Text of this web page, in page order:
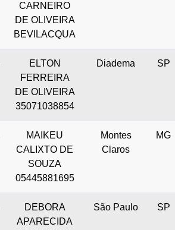
CARNEIRO
DE OLIVEIRA
BEVILACQUA
ELTON
FERREIRA
DE OLIVEIRA
35071038854
Diadema SP
MAIKEU
CALIXTO DE
SOUZA
05445881695
Montes
Claros
MG
DEBORA
APARECIDA
São Paulo SP